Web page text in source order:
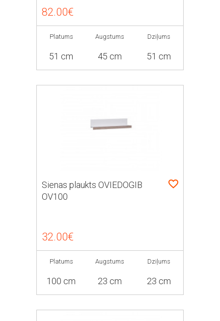
82.00€
Platums
51 cm
Augstums
45 cm
Dziļums
51 cm
Sienas plaukts OVIEDOGIB
OV100
32.00€
Platums
100 cm
Augstums
23 cm
Dziļums
23 cm